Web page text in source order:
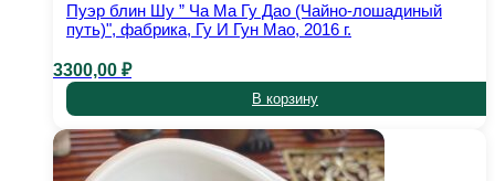
Пуэр блин Шу ” Ча Ма Гу Дао (Чайно-лошадиный
путь)ʺ, фабрика, Гу И Гун Мао, 2016 г.
3300,00 ₽
В корзину